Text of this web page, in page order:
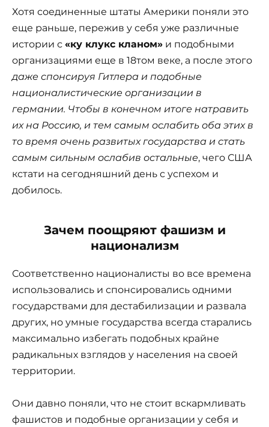
Хотя соединенные штаты Америки поняли это
еще раньше, пережив у себя уже различные
истории с «ку клукс кланом» и подобными
организациями еще в 18том веке, а после этого
даже спонсируя Гитлера и подобные
националистические организации в
германии. Чтобы в конечном итоге натравить
их на Россию, и тем самым ослабить оба этих в
то время очень развитых государства и стать
самым сильным ослабив остальные, чего США
кстати на сегодняшний день с успехом и
добилось.
Зачем поощряют фашизм и
национализм
Соответственно националисты во все времена
использовались и спонсировались одними
государствами для дестабилизации и развала
других, но умные государства всегда старались
максимально избегать подобных крайне
радикальных взглядов у населения на своей
территории.
Они давно поняли, что не стоит вскармливать
фашистов и подобные организации у себя и